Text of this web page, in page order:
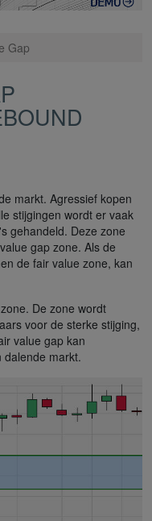
Gap
markt. Agressief kopen
stijgingen wordt er vaak
gehandeld. Deze zone
gap zone. Als de
de fair value zone, kan
De zone wordt
voor de sterke stijging,
value gap kan
dalende markt.